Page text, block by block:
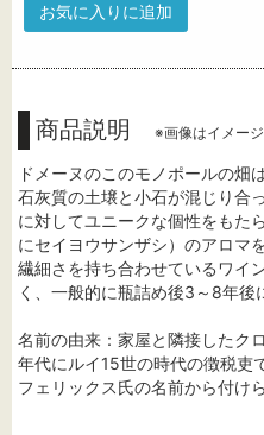
お気に入りに追加
商品説明 ※画像はイメー
ドメーヌのこのモノポールの畑
石灰質の土壌と小石が混じり合
に対してユニークな個性をもた
にセイヨウサンザシ）のアロマ
繊細さを持ち合わせているワイ
く、一般的に瓶詰め後3～8年後
名前の由来：家屋と隣接したク
年代にルイ15世の時代の徴税吏
フェリックス氏の名前から付け